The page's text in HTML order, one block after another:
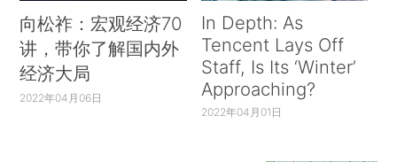
向松祚：宏观经济70
讲，带你了解国内外
经济大局
2022年04月06日
In Depth: As
Tencent Lays Off
Staff, Is Its ‘Winter’
Approaching?
2022年04月01日